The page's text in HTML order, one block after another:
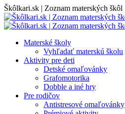
Skip
to
content
Škôlkari.sk | Zoznam materských škôl
Materské školy
Vyhľadať materskú školu
Aktivity pre deti
Detské omaľovánky
Grafomotorika
Dobble a iné hry
Pre rodičov
Antistresové omaľovánky